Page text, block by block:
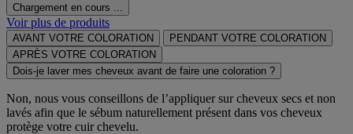
Chargement en cours ...
Voir plus de produits
AVANT VOTRE COLORATION
PENDANT VOTRE COLORATION
APRÈS VOTRE COLORATION
Dois-je laver mes cheveux avant de faire une coloration ?
Non, nous vous conseillons de l’appliquer sur cheveux secs et non
lavés afin que le sébum naturellement présent dans vos cheveux
protège votre cuir chevelu.